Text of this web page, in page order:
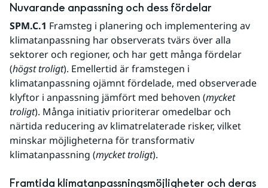
Nuvarande anpassning och dess fördelar
SPM.C.1 Framsteg i planering och implementering av
klimatanpassning har observerats tvärs över alla
sektorer och regioner, och har gett många fördelar
(högst troligt). Emellertid är framstegen i
klimatanpassning ojämnt fördelade, med observerade
klyftor i anpassning jämfört med behoven (mycket
troligt). Många initiativ prioriterar omedelbar och
närtida reducering av klimatrelaterade risker, vilket
minskar möjligheterna för transformativ
klimatanpassning (mycket troligt).
Framtida klimatanpassningsmöjligheter och deras